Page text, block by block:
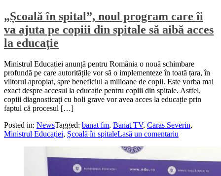
„Școală în spital”, noul program care îi
va ajuta pe copiii din spitale să aibă acces
la educație
Ministrul Educației anunță pentru România o nouă schimbare
profundă pe care autoritățile vor să o implementeze în toată țara, în
viitorul apropiat, spre beneficiul a milioane de copii. Este vorba mai
exact despre accesul la educație pentru copiii din spitale. Astfel,
copiii diagnosticați cu boli grave vor avea acces la educație prin
faptul că procesul […]
Posted in: NewsTagged: banat fm, Banat TV, Caras Severin,
Ministrul Educației, Școală în spitaleLasă un comentariu